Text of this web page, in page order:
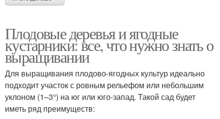
Плодовые деревья и ягодные
кустарники: все, что нужно знать о
выращивании
Для выращивания плодово-ягодных культур идеально
подходит участок с ровным рельефом или небольшим
уклоном (1–3°) на юг или юго-запад. Такой сад будет
иметь ряд преимуществ: